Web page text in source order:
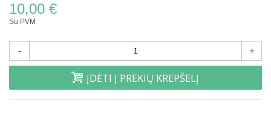
10,00 €
Su PVM
- +
ĮDĖTI Į PREKIŲ KREPŠELĮ